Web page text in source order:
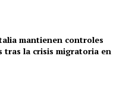
mantienen controles
tras la crisis migratoria en